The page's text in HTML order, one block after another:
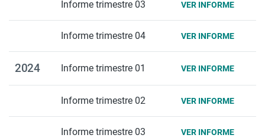
Informe trimestre 03 VER INFORME
Informe trimestre 04 VER INFORME
2024 Informe trimestre 01 VER INFORME
Informe trimestre 02 VER INFORME
Informe trimestre 03 VER INFORME